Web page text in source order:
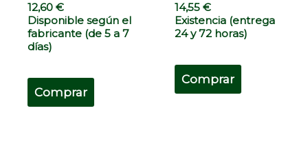
12,60€
Disponible según el
fabricante (de 5 a 7
días)
Comprar
14,55€
Existencia (entrega
24 y 72 horas)
Comprar